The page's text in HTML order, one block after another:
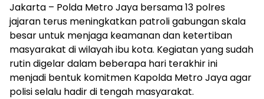
Jakarta – Polda Metro Jaya bersama 13 polres
jajaran terus meningkatkan patroli gabungan skala
besar untuk menjaga keamanan dan ketertiban
masyarakat di wilayah ibu kota. Kegiatan yang sudah
rutin digelar dalam beberapa hari terakhir ini
menjadi bentuk komitmen Kapolda Metro Jaya agar
polisi selalu hadir di tengah masyarakat.